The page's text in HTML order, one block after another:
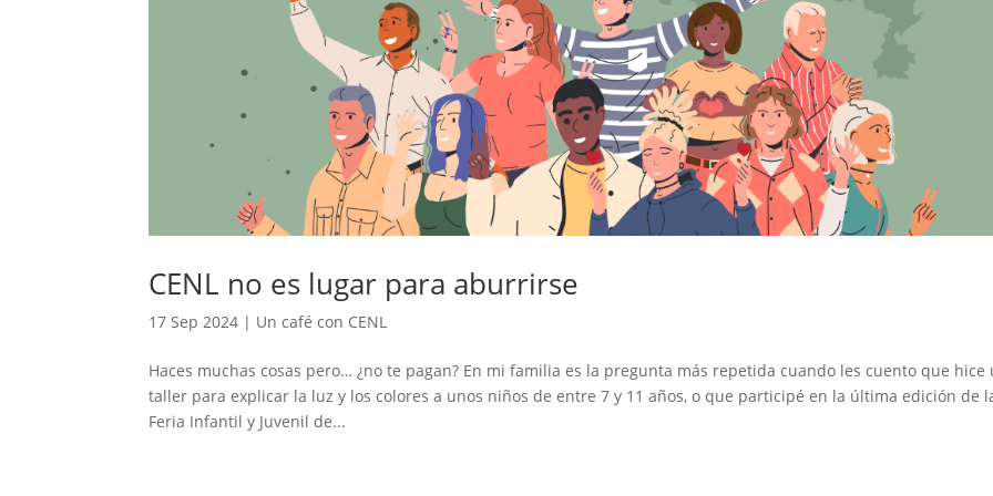
CENL no es lugar para aburrirse
17 Sep 2024 | Un café con CENL
Haces muchas cosas pero… ¿no te pagan? En mi familia es la pregunta más repetida cuando les cuento que hice
taller para explicar la luz y los colores a unos niños de entre 7 y 11 años, o que participé en la última edición de
Feria Infantil y Juvenil de...